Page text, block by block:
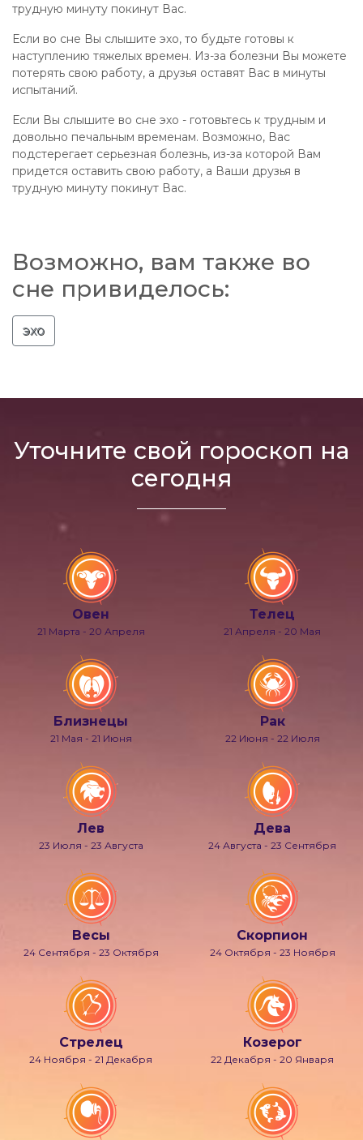
трудную минуту покинут Вас.
Если во сне Вы слышите эхо, то будьте готовы к
наступлению тяжелых времен. Из-за болезни Вы можете
потерять свою работу, а друзья оставят Вас в минуты
испытаний.
Если Вы слышите во сне эхо - готовьтесь к трудным и
довольно печальным временам. Возможно, Вас
подстерегает серьезная болезнь, из-за которой Вам
придется оставить свою работу, а Ваши друзья в
трудную минуту покинут Вас.
Возможно, вам также во
сне привиделось:
эхо
Уточните свой гороскоп на
сегодня
Овен
21 Марта - 20 Апреля
Телец
21 Апреля - 20 Мая
Близнецы
21 Мая - 21 Июня
Рак
22 Июня - 22 Июля
Лев
23 Июля - 23 Августа
Дева
24 Августа - 23 Сентября
Весы
24 Сентября - 23 Октября
Скорпион
24 Октября - 23 Ноября
Стрелец
24 Ноября - 21 Декабря
Козерог
22 Декабря - 20 Января